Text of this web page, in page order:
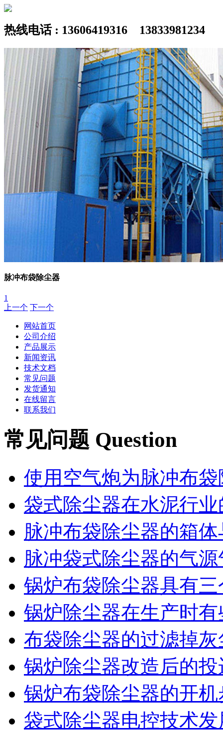
热线电话 : 13606419316 13833981234
脉冲布袋除尘器
1
上一个 下一个
网站首页
公司介绍
产品展示
新闻资讯
技术文档
常见问题
发货通知
在线留言
联系我们
常见问题 Question
使用空气炮为脉冲布
袋式除尘器在水泥行
脉冲布袋除尘器的箱
脉冲袋式除尘器的气
锅炉布袋除尘器具有
锅炉除尘器在生产时
布袋除尘器的过滤掉
锅炉除尘器改造后的
锅炉布袋除尘器的开机
袋式除尘器电控技术发